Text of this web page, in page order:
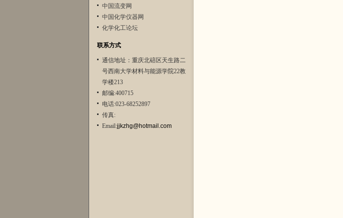
中国流变网
中国化学仪器网
化学化工论坛
联系方式
通信地址：重庆北碚区天生路二
号西南大学材料与能源学院22教
学楼213
邮编:400715
电话:023-68252897
传真:
Email:jjkzhg@hotmail.com